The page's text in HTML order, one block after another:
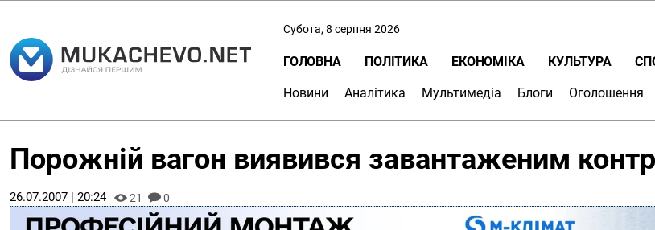
Субота, 8 серпня 2026
ГОЛОВНА ПОЛІТИКА ЕКОНОМІКА КУЛЬТУРА
Новини Аналітика Мультимедіа Блоги Оголошення
Порожній вагон виявився завантаженим
26.07.2007 | 20:24 21 0